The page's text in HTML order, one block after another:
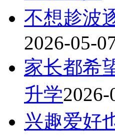
不想趁波
2026-05-
家长都希
升学2026-
兴趣爱好